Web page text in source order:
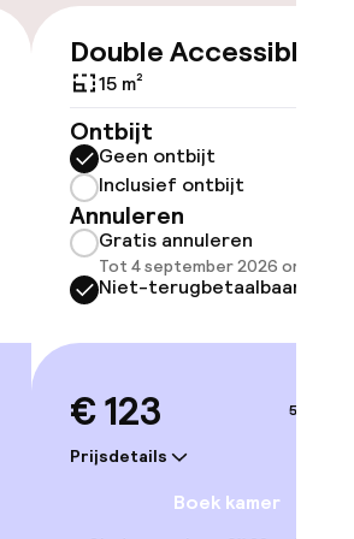
kamers
Double Accessible
15 m²
Ontbijt
Geen ontbijt
Inclusief ontbijt
Annuleren
Gratis annuleren
Tot 4 september 2026 om 21:59
Niet-terugbetaalbaar
€ 123
Prijsdetails
5–6 sep.
Boek kamer